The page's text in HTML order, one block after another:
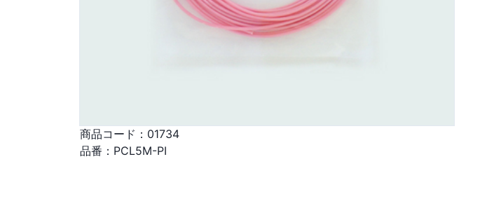
商品コード： 01734
品番： PCL5M-PI